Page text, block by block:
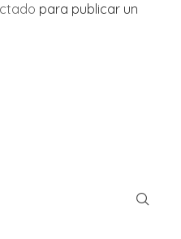
para publicar un